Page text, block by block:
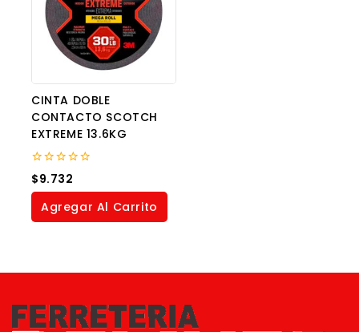
CINTA DOBLE
CONTACTO SCOTCH
EXTREME 13.6KG
0
out
of
$9.732
Agregar Al Carrito